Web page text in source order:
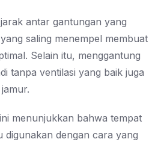
antar gantungan yang
saling menempel membuat
Selain itu, menggantung
tanpa ventilasi yang baik juga
menunjukkan bahwa tempat
digunakan dengan cara yang